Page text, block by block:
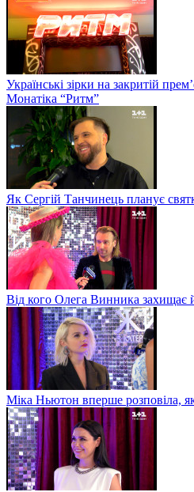
Українські зірки на закритій
Монатіка “Ритм”
Як Сергій Танчинець планує
Від кого Олега Винника захищає
Міка Ньютон вперше розповіла,